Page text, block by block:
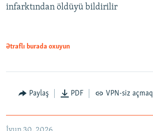
infarktından öldüyü bildirilir
Ətraflı burada oxuyun
Paylaş PDF VPN-siz açmaq